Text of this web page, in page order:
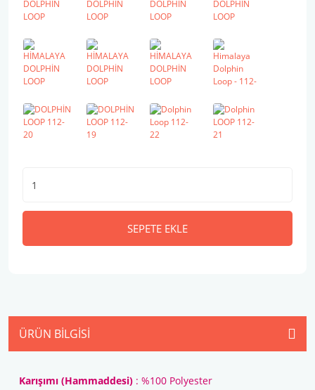
SEPETE EKLE
ÜRÜN BILGISI
Karışımı (Hammaddesi) : %100 Polyester